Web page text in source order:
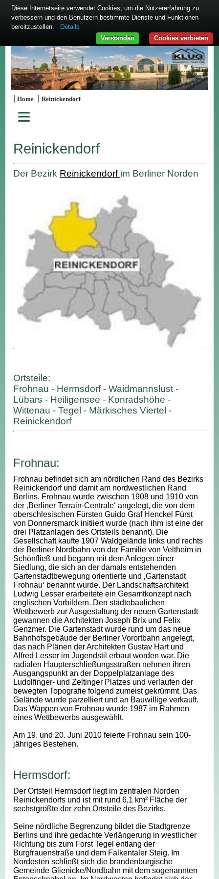
|Home |Reinickendorf
≡
Reinickendorf
Der Bezirk Reinickendorf im Berliner Norden
Ortsteile:
Frohnau - Hermsdorf - Waidmannslust -
Lübars - Heiligensee - Konradshöhe -
Wittenau - Tegel - Märkisches Viertel -
Reinickendorf
Frohnau:
Frohnau befindet sich am nördlichen Rand des Bezirks
Reinickendorf und damit am nordwestlichen Rand
Berlins. Frohnau wurde zwischen 1908 und 1910 von
der ‚Berliner Terrain-Centrale‘ angelegt, die von dem
oberschlesischen Fürsten Guido Graf Henckel Fürst
von Donnersmarck initiiert wurde (nach ihm ist eine der
drei Platzanlagen des Ortsteils benannt). Die
Gesellschaft kaufte 1907 Waldgelände links und rechts
der Berliner Nordbahn von der Familie von Veltheim in
Schönfließ und begann mit dem Anlegen einer
Siedlung, die sich an der damals entstehenden
Gartenstadtbewegung orientierte und ‚Gartenstadt
Frohnau‘ benannt wurde. Der Landschaftsarchitekt
Ludwig Lesser erarbeitete ein Gesamtkonzept nach
englischen Vorbildern. Den städtebaulichen
Wettbewerb zur Ausgestaltung der neuen Gartenstadt
gewannen die Architekten Joseph Brix und Felix
Genzmer. Die Gartenstadt wurde rund um das neue
Bahnhofsgebäude der Berliner Vorortbahn angelegt,
das nach Plänen der Architekten Gustav Hart und
Alfred Lesser im Jugendstil erbaut worden war. Die
radialen Haupterschließungsstraßen nehmen ihren
Ausgangspunkt an der Doppelplatzanlage des
Ludolfinger- und Zeltinger Platzes und verlaufen der
bewegten Topografie folgend zumeist gekrümmt. Das
Gelände wurde parzelliert und an Bauwillige verkauft.
Das Wappen von Frohnau wurde 1987 im Rahmen
eines Wettbewerbs ausgewählt.
Am 19. und 20. Juni 2010 feierte Frohnau sein 100-
jähriges Bestehen.
Hermsdorf:
Der Ortsteil Hermsdorf liegt im zentralen Norden
Reinickendorfs und ist mit rund 6,1 km² Fläche der
sechstgrößte der zehn Ortsteile des Bezirks.
Seine nördliche Begrenzung bildet die Stadtgrenze
Berlins und ihre gedachte Verlängerung in westlicher
Richtung bis zum Forst Tegel entlang der
Burgfrauenstraße und dem Falkentaler Steig. Im
Nordosten schließt sich die brandenburgische
Gemeinde Glienicke/Nordbahn mit dem sogenannten
Diese Internetseite verwendet Cookies, um die Nutzererfahrung zu
verbessern und den Benutzern bestimmte Dienste und Funktionen
bereitzustellen.
Details
Cookies verbieten
Verstanden